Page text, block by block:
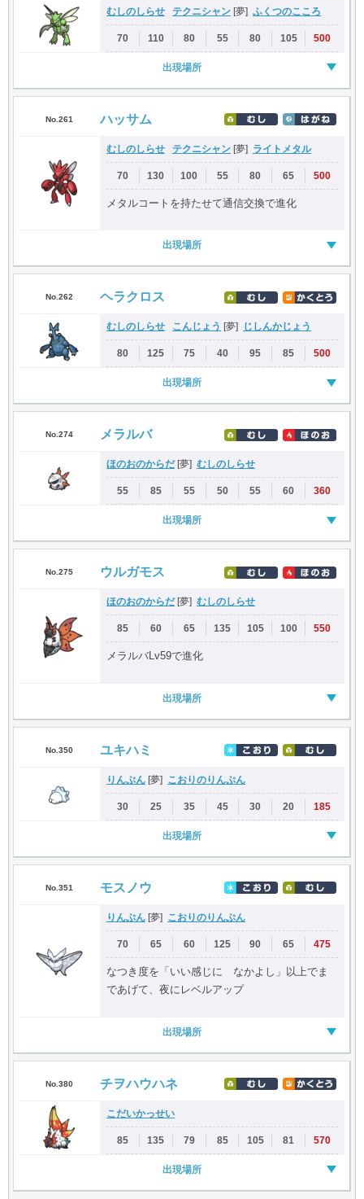
むしのしらせ テクニシャン [夢] ふくつのこころ
70 110 80 55 80 105 500
出現場所
No.261 ハッサム
むしのしらせ テクニシャン [夢] ライトメタル
70 130 100 55 80 65 500
メタルコートを持たせて通信交換で進化
出現場所
No.262 ヘラクロス
むしのしらせ こんじょう [夢] じしんかじょう
80 125 75 40 95 85 500
出現場所
No.274 メラルバ
ほのおのからだ[夢] むしのしらせ
55 85 55 50 55 60 360
出現場所
No.275 ウルガモス
ほのおのからだ[夢] むしのしらせ
85 60 65 135 105 100 550
メラルバLv59で進化
出現場所
No.350 ユキハミ
りんぷん [夢] こおりのりんぷん
30 25 35 45 30 20 185
出現場所
No.351 モスノウ
りんぷん [夢] こおりのりんぷん
70 65 60 125 90 65 475
なつき度を「いい感じに なかよし」以上でま
であげて、夜にレベルアップ
出現場所
No.380 チヲハウハネ
こだいかっせい
85 135 79 85 105 81 570
出現場所